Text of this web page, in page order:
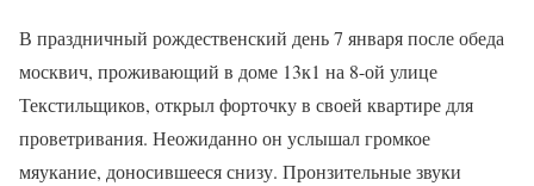
В праздничный рождественский день 7 января после обеда
москвич, проживающий в доме 13к1 на 8-ой улице
Текстильщиков, открыл форточку в своей квартире для
проветривания. Неожиданно он услышал громкое
мяукание, доносившееся снизу. Пронзительные звуки